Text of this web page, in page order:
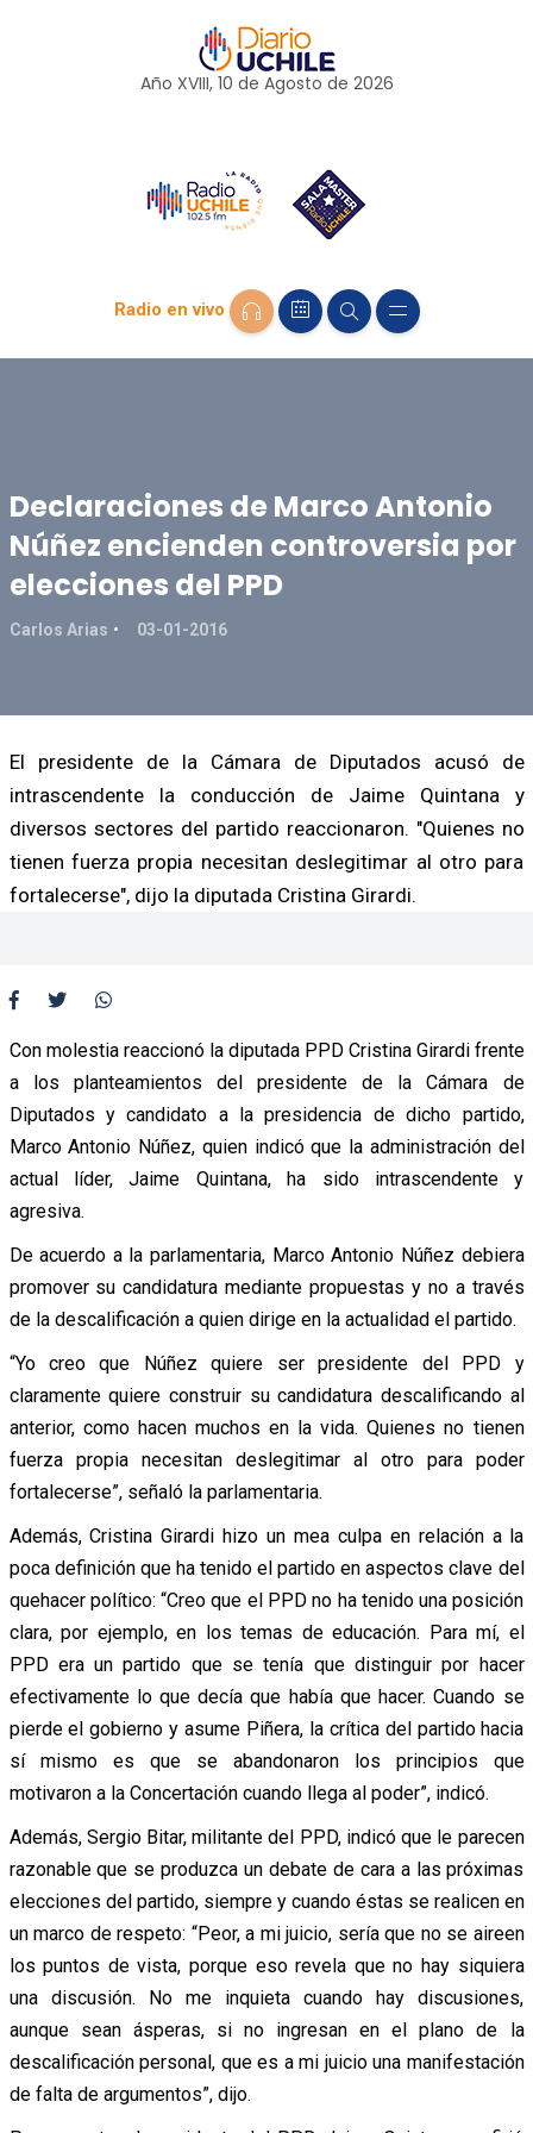
Año XVIII, 10 de Agosto de 2026
Radio en vivo
Declaraciones de Marco Antonio
Núñez encienden controversia por
elecciones del PPD
Carlos Arias 03-01-2016
El presidente de la Cámara de Diputados acusó de
intrascendente la conducción de Jaime Quintana y
diversos sectores del partido reaccionaron. "Quienes no
tienen fuerza propia necesitan deslegitimar al otro para
fortalecerse", dijo la diputada Cristina Girardi.
Con molestia reaccionó la diputada PPD Cristina Girardi frente
a los planteamientos del presidente de la Cámara de
Diputados y candidato a la presidencia de dicho partido,
Marco Antonio Núñez, quien indicó que la administración del
actual líder, Jaime Quintana, ha sido intrascendente y
agresiva.
De acuerdo a la parlamentaria, Marco Antonio Núñez debiera
promover su candidatura mediante propuestas y no a través
de la descalificación a quien dirige en la actualidad el partido.
“Yo creo que Núñez quiere ser presidente del PPD y
claramente quiere construir su candidatura descalificando al
anterior, como hacen muchos en la vida. Quienes no tienen
fuerza propia necesitan deslegitimar al otro para poder
fortalecerse”, señaló la parlamentaria.
Además, Cristina Girardi hizo un mea culpa en relación a la
poca definición que ha tenido el partido en aspectos clave del
quehacer político: “Creo que el PPD no ha tenido una posición
clara, por ejemplo, en los temas de educación. Para mí, el
PPD era un partido que se tenía que distinguir por hacer
efectivamente lo que decía que había que hacer. Cuando se
pierde el gobierno y asume Piñera, la crítica del partido hacia
sí mismo es que se abandonaron los principios que
motivaron a la Concertación cuando llega al poder”, indicó.
Además, Sergio Bitar, militante del PPD, indicó que le parecen
razonable que se produzca un debate de cara a las próximas
elecciones del partido, siempre y cuando éstas se realicen en
un marco de respeto: “Peor, a mi juicio, sería que no se aireen
los puntos de vista, porque eso revela que no hay siquiera
una discusión. No me inquieta cuando hay discusiones,
aunque sean ásperas, si no ingresan en el plano de la
descalificación personal, que es a mi juicio una manifestación
de falta de argumentos”, dijo.